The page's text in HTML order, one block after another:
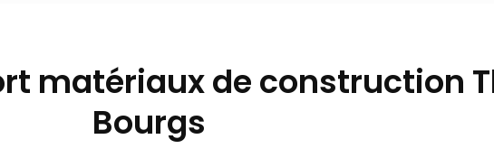
matériaux de construction
Bourgs